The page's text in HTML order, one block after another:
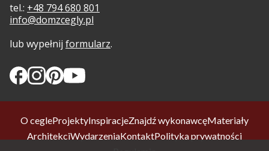
tel.: +48 794 680 801
info@domzcegly.pl
lub wypełnij formularz.
O cegleProjektyInspiracjeZnajdź wykonawcęMateriały
ArchitekciWydarzeniaKontaktPolityka prywatności